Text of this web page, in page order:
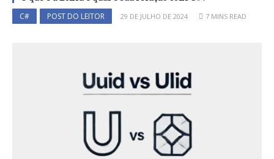
C# POST DO LEITOR 29 DE JULHO DE 2024 7 MINS READ